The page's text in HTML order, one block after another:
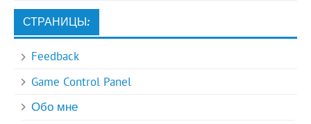
СТРАНИЦЫ:
Feedback
Game Control Panel
Обо мне